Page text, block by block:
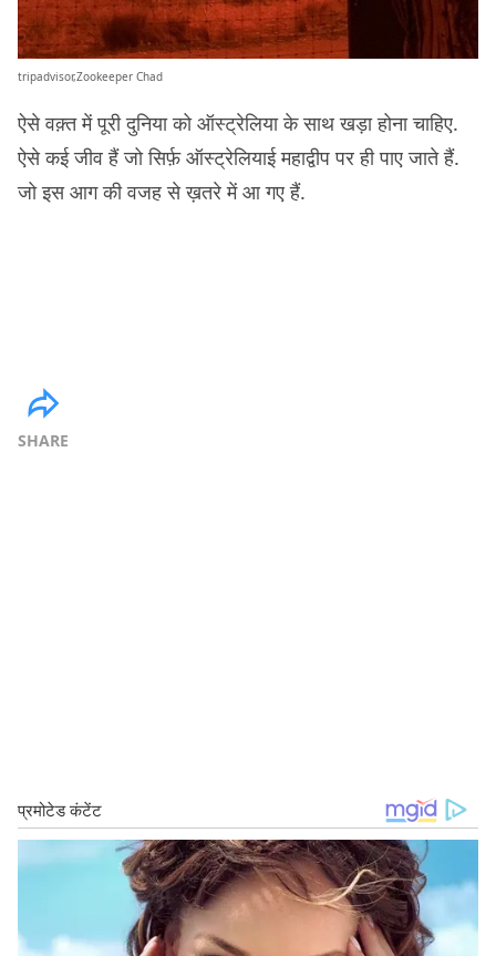
tripadvisor,Zookeeper Chad
ऐसे वक़्त में पूरी दुनिया को ऑस्ट्रेलिया के साथ खड़ा होना चाहिए.
ऐसे कई जीव हैं जो सिर्फ़ ऑस्ट्रेलियाई महाद्वीप पर ही पाए जाते हैं.
जो इस आग की वजह से ख़तरे में आ गए हैं.
SHARE